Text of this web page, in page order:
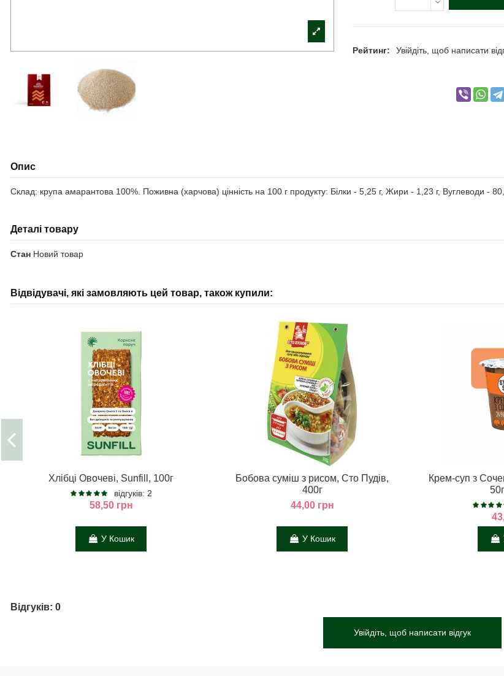
Рейтинг: Увійдіть, щоб написати
Опис
Склад: крупа амарантова 100%. Поживна (харчова) цінність на 100 г продукту: Білки - 5,25 г, Жири - 1,23 г, Вуглеводи -
Деталі товару
Стан Новий товар
Відвідувачі, які замовляють цей товар, також купили:
Хлібці Овочеві, Sunfill, 100г
відгуків: 2
58,50 грн
У Кошик
Бобова суміш з рисом, Сто Пудів,
400г
44,00 грн
У Кошик
Крем-суп з
Відгуків: 0
Увійдіть, щоб написати відгук